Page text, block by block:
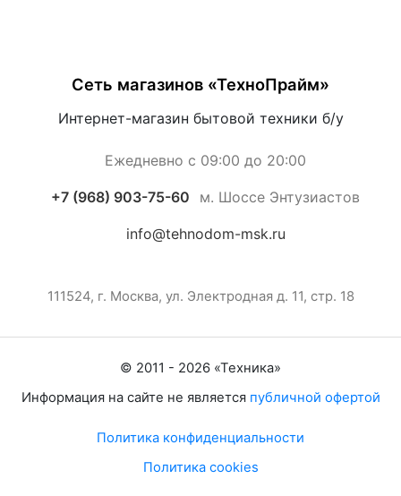
Сеть магазинов «ТехноПрайм»
Интернет-магазин бытовой техники б/у
Ежедневно с 09:00 до 20:00
+7 (968) 903-75-60 м. Шоссе Энтузиастов
info@tehnodom-msk.ru
111524, г. Москва, ул. Электродная д. 11, стр. 18
© 2011 - 2026 «Техника»
Информация на сайте не является публичной офертой
Политика конфиденциальности
Политика cookies